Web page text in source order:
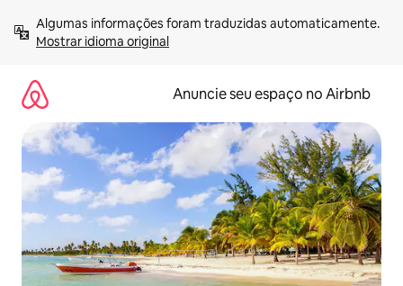
para
Mostrar idioma original
Anuncie seu espaço no Airbnb